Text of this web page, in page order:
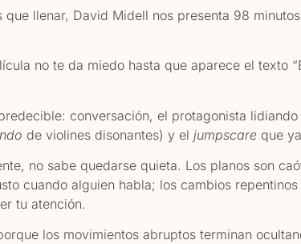
que llenar, David Midell nos presenta 98
no te da miedo hasta que aparece el texto
conversación, el protagonista
de violines disonantes) y el jumpscare que
no sabe quedarse quieta. Los planos son
cuando alguien habla; los cambios
tu atención.
los movimientos abruptos terminan